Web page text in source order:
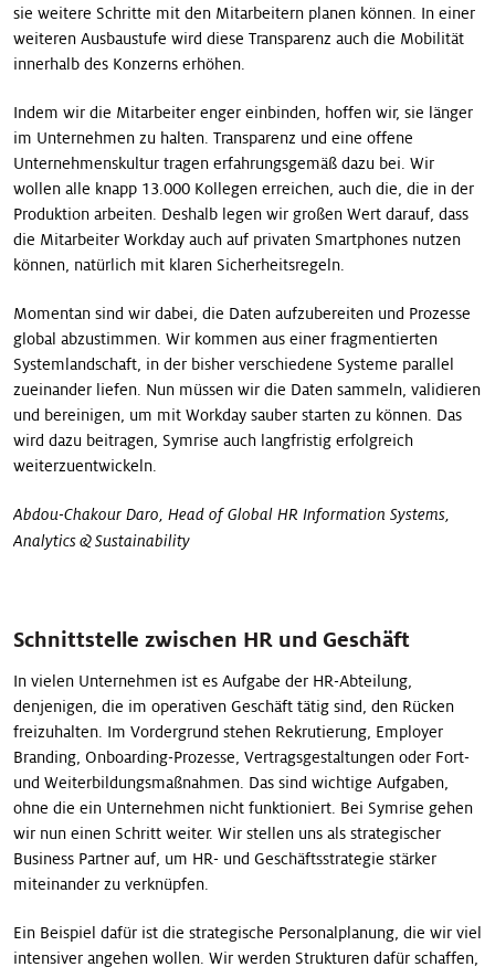
sie weitere Schritte mit den Mitarbeitern planen können. In einer
weiteren Ausbaustufe wird diese Transparenz auch die Mobilität
innerhalb des Konzerns erhöhen.
Indem wir die Mitarbeiter enger einbinden, hoffen wir, sie länger
im Unternehmen zu halten. Transparenz und eine offene
Unternehmenskultur tragen erfahrungsgemäß dazu bei. Wir
wollen alle knapp 13.000 Kollegen erreichen, auch die, die in der
Produktion arbeiten. Deshalb legen wir großen Wert darauf, dass
die Mitarbeiter Workday auch auf privaten Smartphones nutzen
können, natürlich mit klaren Sicherheitsregeln.
Momentan sind wir dabei, die Daten aufzubereiten und Prozesse
global abzustimmen. Wir kommen aus einer fragmentierten
Systemlandschaft, in der bisher verschiedene Systeme parallel
zueinander liefen. Nun müssen wir die Daten sammeln, vali­dieren
und bereinigen, um mit Workday sauber starten zu können. Das
wird dazu beitragen, Symrise auch langfristig erfolgreich
weiterzuentwickeln.
Abdou-Chakour Daro, Head of Global HR Information Systems,
Analytics & Sustainability
Schnittstelle zwischen HR und Geschäft
In vielen Unternehmen ist es Aufgabe der HR-Abteilung,
denjenigen, die im operativen Geschäft tätig sind, den Rücken
freizuhalten. Im Vordergrund stehen Rekrutierung, Employer
Branding, Onboarding-Prozesse, Vertragsgestaltungen oder Fort-
und Weiterbildungsmaßnahmen. Das sind wichtige Aufgaben,
ohne die ein Unternehmen nicht funktioniert. Bei Symrise gehen
wir nun einen Schritt weiter. Wir stellen uns als strategischer
Business Partner auf, um HR- und Geschäftsstrategie stärker
miteinander zu verknüpfen.
Ein Beispiel dafür ist die strategische Personalplanung, die wir viel
intensiver angehen wollen. Wir werden Strukturen dafür schaffen,